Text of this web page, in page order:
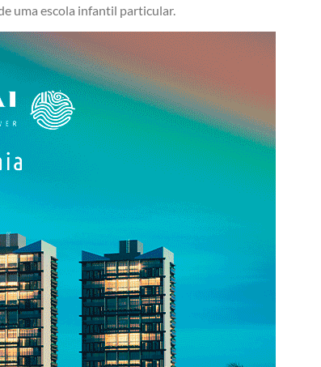
uma escola infantil particular.